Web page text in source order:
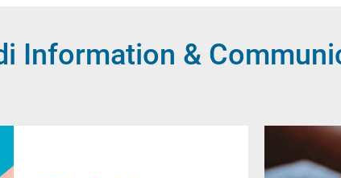
Information &